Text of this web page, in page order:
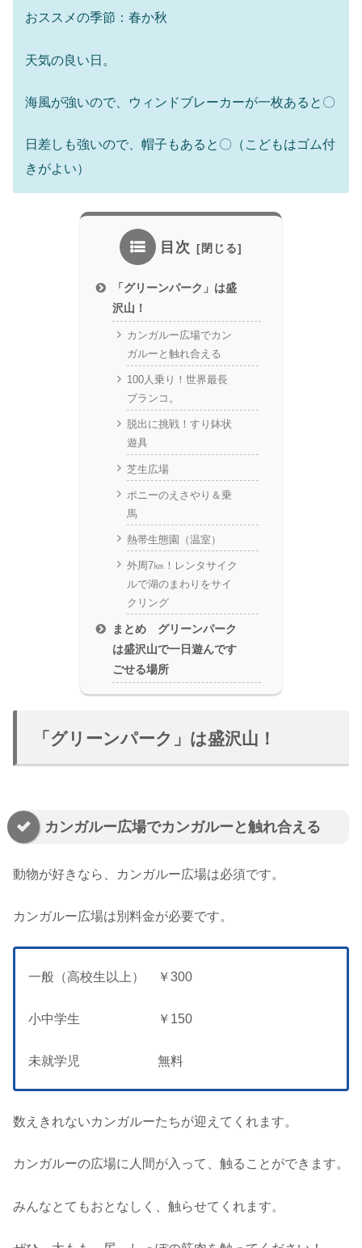
おススメの季節：春か秋
天気の良い日。
海風が強いので、ウィンドブレーカーが一枚あると〇
日差しも強いので、帽子もあると〇（こどもはゴム付
きがよい）
目次
「グリーンパーク」は盛
沢山！
カンガルー広場でカン
ガルーと触れ合える
100人乗り！世界最長
ブランコ。
脱出に挑戦！すり鉢状
遊具
芝生広場
ポニーのえさやり＆乗
馬
熱帯生態園（温室）
外周7㎞！レンタサイク
ルで湖のまわりをサイ
クリング
まとめ グリーンパーク
は盛沢山で一日遊んです
ごせる場所
「グリーンパーク」は盛沢山！
カンガルー広場でカンガルーと触れ合える
動物が好きなら、カンガルー広場は必須です。
カンガルー広場は別料金が必要です。
一般（高校生以上） ￥300
小中学生 ￥150
未就学児 無料
数えきれないカンガルーたちが迎えてくれます。
カンガルーの広場に人間が入って、触ることができます。
みんなとてもおとなしく、触らせてくれます。